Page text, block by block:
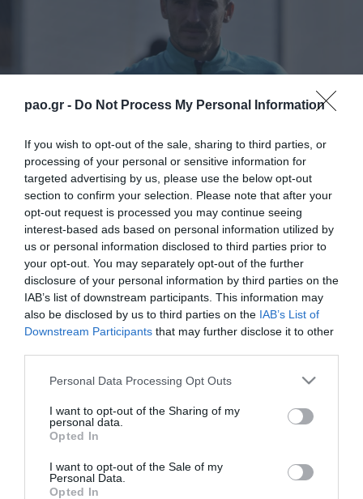
pao.gr - Do Not Process My Personal Information
If you wish to opt-out of the sale, sharing to third parties, or
processing of your personal or sensitive information for
targeted advertising by us, please use the below opt-out
section to confirm your selection. Please note that after your
opt-out request is processed you may continue seeing
interest-based ads based on personal information utilized by
us or personal information disclosed to third parties prior to
your opt-out. You may separately opt-out of the further
disclosure of your personal information by third parties on the
IAB’s list of downstream participants. This information may
also be disclosed by us to third parties on the IAB’s List of
Downstream Participants that may further disclose it to other
Please note that this website/app uses one or more Google
not limited to your visit or usage behaviour. You may click to
grant or deny consent to Google and its third-party tags to
use your data for below specified purposes in below Google
consent section.
Personal Data Processing Opt Outs
I want to opt-out of the Sharing of my
personal data.
Opted In
I want to opt-out of the Sale of my
Personal Data.
Opted In
Στην πρώτη προπόνηση μετά τον αγώνα με τον
ΟΦΗ, οι ποδοσφαιριστές του Παναθηναϊκού
χωρίστηκαν σε δύο γκρουπ. Όσοι βρέθηκαν στο
αρχικό σχήμα ακολούθησαν πρόγραμμα
αποθεραπείας, ενώ οι υπόλοιποι έκαναν
προθέρμανση, έπαιξαν rondo και ολοκλήρωσαν με
παιχνίδι σε περιορισμένο χώρο. Πρόγραμμα
αποφόρτισης έκανε ο Χουάνκαρ.
ΑΓΩΝΙΣΤΙΚΑ